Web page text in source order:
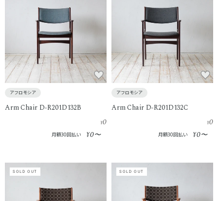
アフロモシア
Arm Chair D-R201D132B
¥0
月額30回払い ¥0〜
アフロモシア
Arm Chair D-R201D132C
¥0
月額30回払い ¥0〜
SOLD OUT SOLD OUT